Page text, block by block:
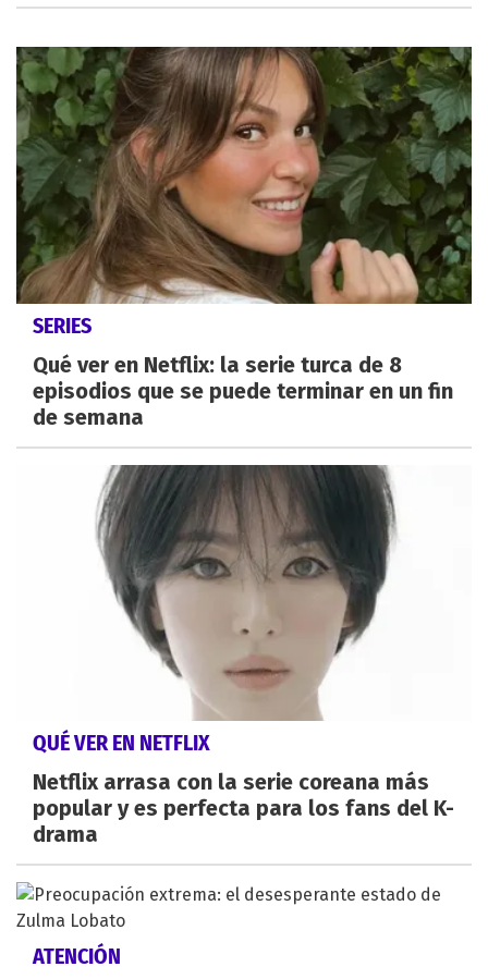
SERIES
Qué ver en Netflix: la serie turca de 8
episodios que se puede terminar en un fin
de semana
QUÉ VER EN NETFLIX
Netflix arrasa con la serie coreana más
popular y es perfecta para los fans del K-
drama
ATENCIÓN